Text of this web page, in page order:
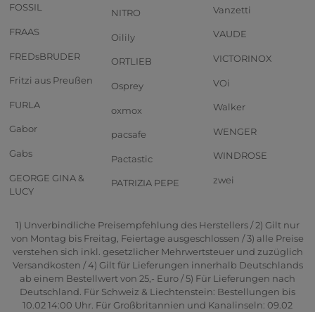
FOSSIL
FRAAS
FREDsBRUDER
Fritzi aus Preußen
FURLA
Gabor
Gabs
GEORGE GINA &
LUCY
NITRO
Oilily
ORTLIEB
Osprey
oxmox
pacsafe
Pactastic
PATRIZIA PEPE
Vanzetti
VAUDE
VICTORINOX
VOi
Walker
WENGER
WINDROSE
zwei
1) Unverbindliche Preisempfehlung des Herstellers / 2) Gilt nur
von Montag bis Freitag, Feiertage ausgeschlossen / 3) alle Preise
verstehen sich inkl. gesetzlicher Mehrwertsteuer und zuzüglich
Versandkosten / 4) Gilt für Lieferungen innerhalb Deutschlands
ab einem Bestellwert von 25,- Euro / 5) Für Lieferungen nach
Deutschland. Für Schweiz & Liechtenstein: Bestellungen bis
10.02 14:00 Uhr. Für Großbritannien und Kanalinseln: 09.02